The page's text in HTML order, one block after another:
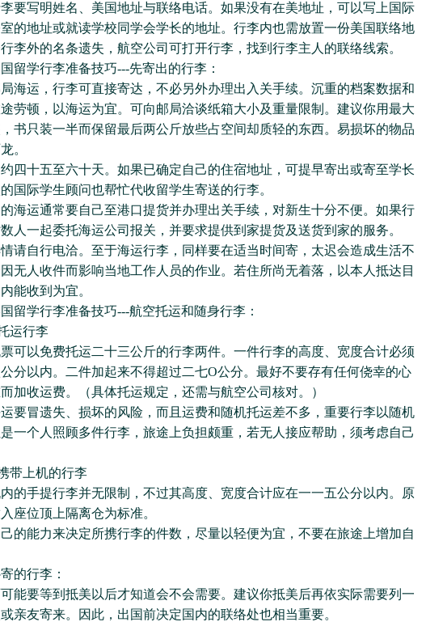
写明姓名、美国地址与联络电话。如果没有在美地址，可以写上国际
的地址或就读学校同学会学长的地址。行李内也需放置一份美国联络地
李外的名条遗失，航空公司可打开行李，找到行李主人的联络线索。
学行李准备技巧---先寄出的行李：
运，行李可直接寄达，不必另外办理出入关手续。沉重的档案数据和
劳顿，以海运为宜。可向邮局洽谈纸箱大小及重量限制。建议你用最大
书只装一半而保留最后两公斤放些占空间却质轻的东西。易损坏的物品
。
十五至六十天。如果已确定自己的住宿地址，可提早寄出或寄至学长
国际学生顾问也帮忙代收留学生寄送的行李。
运通常要自己至港口提货并办理出关手续，对新生十分不便。如果行
人一起委托海运公司报关，并要求提供到家提货及送货到家的服务。
自行电洽。至于海运行李，同样要在适当时间寄，太迟会造成生活不
无人收件而影响当地工作人员的作业。若住所尚无着落，以本人抵达目
能收到为宜。
学行李准备技巧---航空托运和随身行李：
行李
以免费托运二十三公斤的行李两件。一件行李的高度、宽度合计必须
分以内。二件加起来不得超过二七O公分。最好不要存有任何侥幸的心
加收运费。（具体托运规定，还需与航空公司核对。）
冒遗失、损坏的风险，而且运费和随机托运差不多，重要行李以随机
一个人照顾多件行李，旅途上负担颇重，若无人接应帮助，须考虑自己
上机的行李
手提行李并无限制，不过其高度、宽度合计应在一一五公分以内。原
座位顶上隔离仓为标准。
能力来决定所携行李的件数，尽量以轻便为宜，不要在旅途上增加自
行李：
要等到抵美以后才知道会不会需要。建议你抵美后再依实际需要列一
亲友寄来。因此，出国前决定国内的联络处也相当重要。